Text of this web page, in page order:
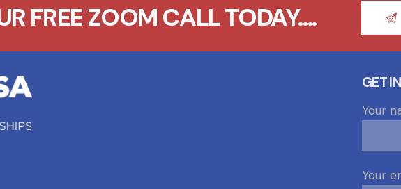
FREE ZOOM CALL TODAY....
GET
Your
Your